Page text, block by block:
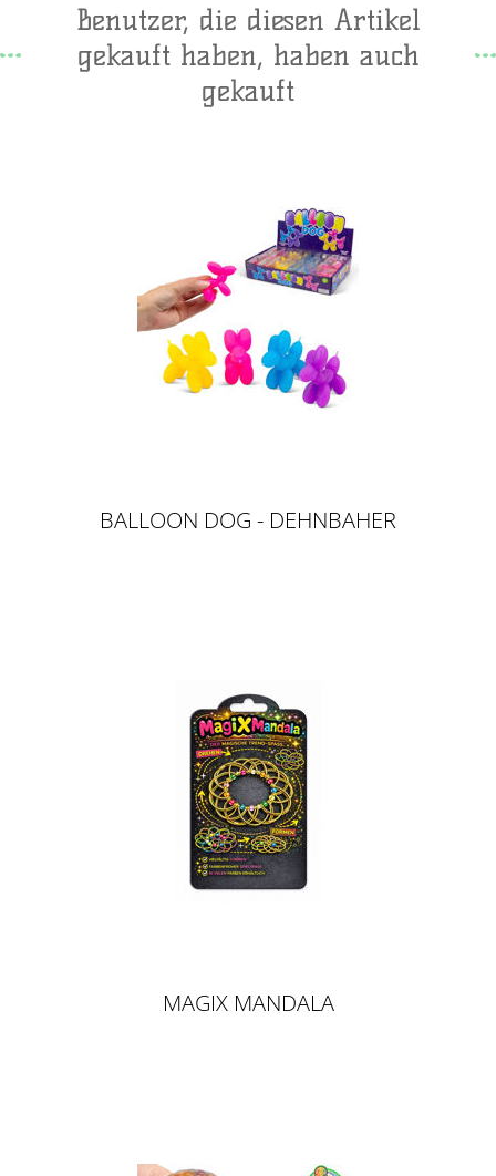
Benutzer, die diesen Artikel
gekauft haben, haben auch
gekauft
BALLOON DOG - DEHNBAHER
MAGIX MANDALA